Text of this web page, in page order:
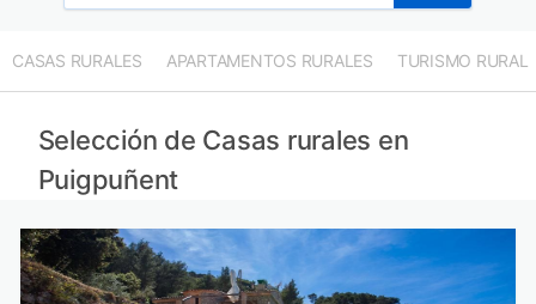
CASAS RURALES APARTAMENTOS RURALES TURISMO RURAL
Selección de Casas rurales en
Puigpuñent